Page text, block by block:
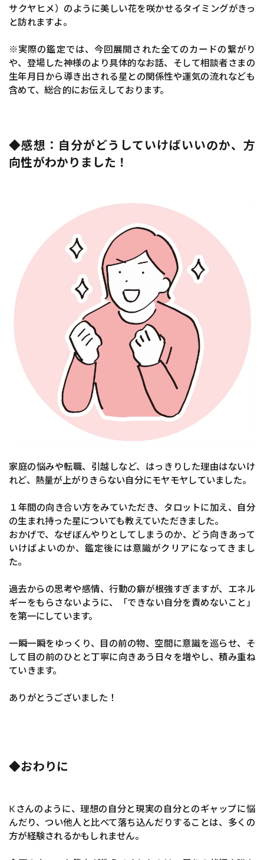
サクヤヒメ）のように美しい花を咲かせるタイミングがきっ
と訪れますよ。
※実際の鑑定では、今回展開された全てのカードの繋がり
や、登場した神様のより具体的なお話、そして相談者さまの
生年月日から導き出される星との関係性や運気の流れなども
含めて、総合的にお伝えしております。
◆感想：自分がどうしていけばいいのか、方
向性がわかりました！
家庭の悩みや転職、引越しなど、はっきりした理由はないけ
れど、熱量が上がりきらない自分にモヤモヤしていました。
１年間の向き合い方をみていただき、タロットに加え、自分
の生まれ持った星についても教えていただきました。
おかげで、なぜぼんやりとしてしまうのか、どう向きあって
いけばよいのか、鑑定後には意識がクリアになってきまし
た。
過去からの思考や感情、行動の癖が根強すぎますが、エネル
ギーをもらさないように、「できない自分を責めないこと」
を第一にしています。
一瞬一瞬をゆっくり、目の前の物、空間に意識を巡らせ、そ
して目の前のひとと丁寧に向きあう日々を増やし、積み重ね
ていきます。
ありがとうございました！
◆おわりに
Kさんのように、理想の自分と現実の自分とのギャップに悩
んだり、つい他人と比べて落ち込んだりすることは、多くの
方が経験されるかもしれません。